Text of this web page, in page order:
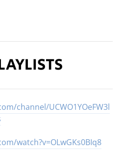
channel/UCWO1YOeFW3l
watch?v=OLwGKs0BIq8